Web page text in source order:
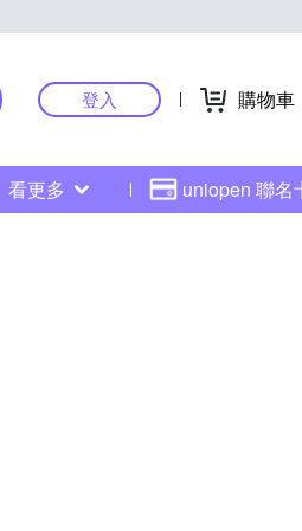
登入 購物車
看更多 uniopen 聯名